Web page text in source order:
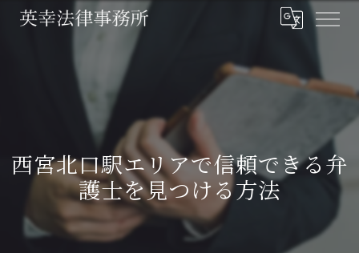
西宮北口駅エリアで信頼できる弁
護士を見つける方法